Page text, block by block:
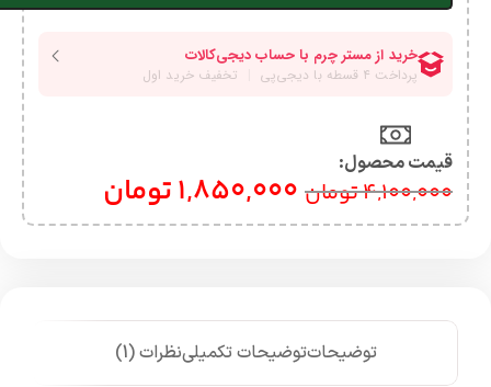
قیمت محصول:​
4,100,000تومان 1,850,000تومان
توضیحاتتوضیحات تکمیلینظرات (1)